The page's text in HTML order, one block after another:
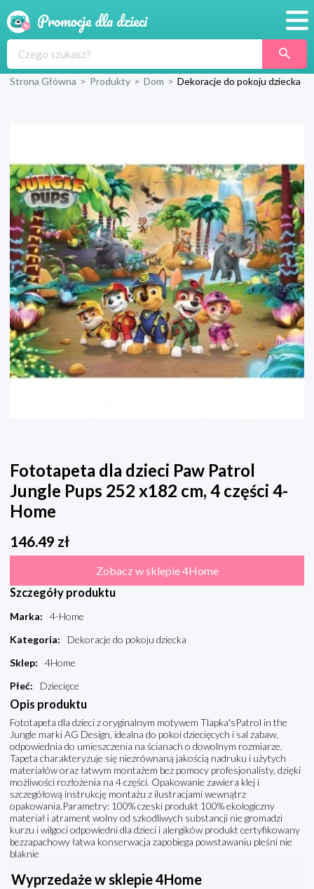
Produkty
Wyprawka
Strona Główna > Produkty > Dom > Dekoracje do pokoju dziecka
Fototapeta dla dzieci Paw Patrol
Jungle Pups 252 x182 cm, 4 części 4-
Home
146.49 zł
Zobacz w sklepie 4Home
Szczegóły produktu
Marka:
4-Home
Kategoria:
Dekoracje do pokoju dziecka
Sklep:
4Home
Płeć: Dziecięce
Opis produktu
Fototapeta dla dzieci z oryginalnym motywem Tlapka'sPatrol in the
Jungle marki AG Design, idealna do pokoi dziecięcych i sal zabaw,
odpowiednia do umieszczenia na ścianach o dowolnym rozmiarze.
Tapeta charakteryzuje się niezrównaną jakością nadruku i użytych
materiałów oraz łatwym montażem bez pomocy profesjonalisty, dzięki
możliwości rozłożenia na 4 części. Opakowanie zawiera klej i
szczegółową instrukcję montażu z ilustracjami wewnątrz
opakowania.Parametry: 100% czeski produkt 100% ekologiczny
materiał i atrament wolny od szkodliwych substancji nie gromadzi
kurzu i wilgoci odpowiedni dla dzieci i alergików produkt certyfikowany
bezzapachowy łatwa konserwacja zapobiega powstawaniu pleśni nie
blaknie
Wyprzedaże w sklepie 4Home